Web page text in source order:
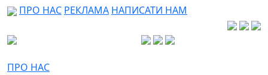
ПРО НАС РЕКЛАМА НАПИСАТИ НАМ
ПРО НАС